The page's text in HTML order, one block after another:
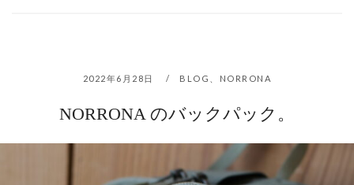
2022年6月28日 BLOG NORRONA
NORRONA のバックパック。